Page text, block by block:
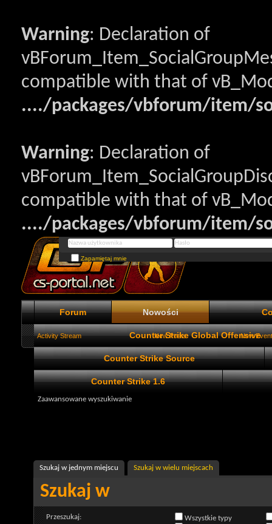
Warning: Declaration of
compatible with that of
..../packages/vbforum/item/
Warning: Declaration of
compatible with that of
..../packages/vbforum/item/
Zapamiętaj mnie
Forum Nowości
Activity Stream New Posts New
Counter Strike Global Offensive
Counter Strike Source
Counter Strike 1.6
Zaawansowane wyszukiwanie
Szukaj w jednym miejscu Szukaj w wielu miejscach
Szukaj w
Przeszukaj:
Wszystkie typy